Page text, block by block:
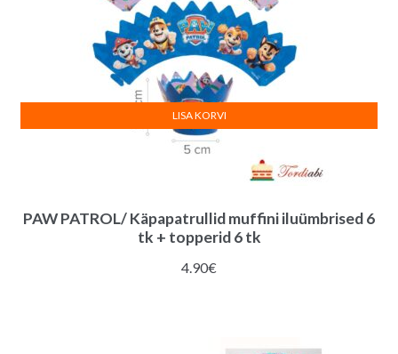
PAW PATROL/ Käpapatrullid muffini iluümbrised 6
tk + topperid 6 tk
4.90€
LISA KORVI